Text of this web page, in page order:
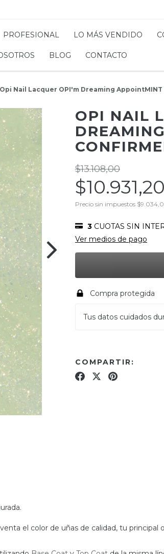
PROFESIONAL LO MÁS VENDIDO
BLOG CONTACTO
Opi Nail Lacquer OPI'm Dreaming AppointMINT
OPI NAIL
$13.108,00
$10.931,20
Precio sin impuestos
3 CUOTAS SIN
Ver medios de pago
Compra protegida
Tus datos cuidados
COMPARTIR:
el color de uñas de calidad, tu